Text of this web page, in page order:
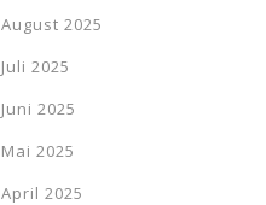
August 2025
Juli 2025
Juni 2025
Mai 2025
April 2025